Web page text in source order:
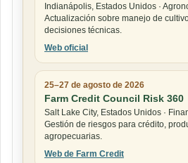
Indianápolis, Estados Unidos ·
Actualización sobre manejo de
decisiones técnicas.
Web oficial
25–27 de agosto de 2026
Farm Credit Council Risk 360
Salt Lake City, Estados Unidos ·
Gestión de riesgos para crédito,
agropecuarias.
Web de Farm Credit